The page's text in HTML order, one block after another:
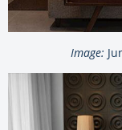
Image: